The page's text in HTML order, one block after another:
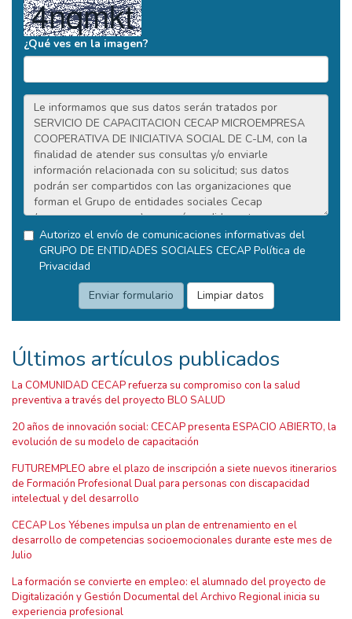
¿Qué ves en la imagen?
Autorizo el envío de comunicaciones informativas del
GRUPO DE ENTIDADES SOCIALES CECAP Política de
Privacidad
Últimos artículos publicados
La COMUNIDAD CECAP refuerza su compromiso con la salud
preventiva a través del proyecto BLO SALUD
20 años de innovación social: CECAP presenta ESPACIO ABIERTO, la
evolución de su modelo de capacitación
FUTUREMPLEO abre el plazo de inscripción a siete nuevos itinerarios
de Formación Profesional Dual para personas con discapacidad
intelectual y del desarrollo
CECAP Los Yébenes impulsa un plan de entrenamiento en el
desarrollo de competencias socioemocionales durante este mes de
Julio
La formación se convierte en empleo: el alumnado del proyecto de
Digitalización y Gestión Documental del Archivo Regional inicia su
experiencia profesional